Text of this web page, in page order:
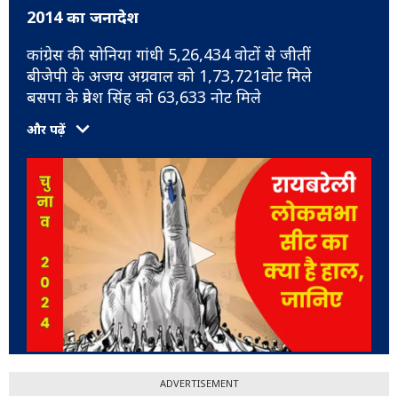
2014 का जनादेश
कांग्रेस की सोनिया गांधी 5,26,434 वोटों से जीतीं
बीजेपी के अजय अग्रवाल को 1,73,721वोट मिले
बसपा के प्रवेश सिंह को 63,633 नोट मिले
और पढ़ें
ADVERTISEMENT